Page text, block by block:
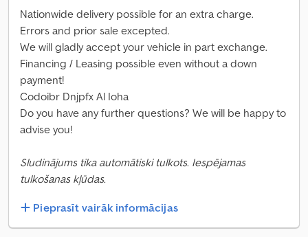
Nationwide delivery possible for an extra charge.
Errors and prior sale excepted.
We will gladly accept your vehicle in part exchange.
Financing / Leasing possible even without a down
payment!
Codoibr Dnjpfx Al Ioha
Do you have any further questions? We will be happy to
advise you!
Sludinājums tika automātiski tulkots. Iespējamas
tulkošanas kļūdas.
Pieprasīt vairāk informācijas